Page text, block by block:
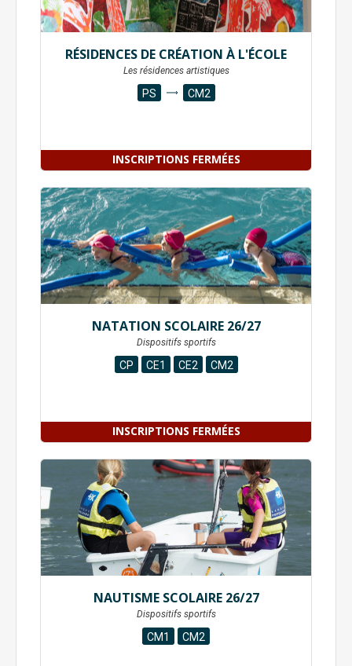
INSCRIPTIONS FERMÉES
RÉSIDENCES DE CRÉATION À L'ÉCOLE
Les résidences artistiques
PS CM2
INSCRIPTIONS FERMÉES
NATATION SCOLAIRE 26/27
Dispositifs sportifs
CP CE1 CE2 CM2
NAUTISME SCOLAIRE 26/27
Dispositifs sportifs
CM1 CM2